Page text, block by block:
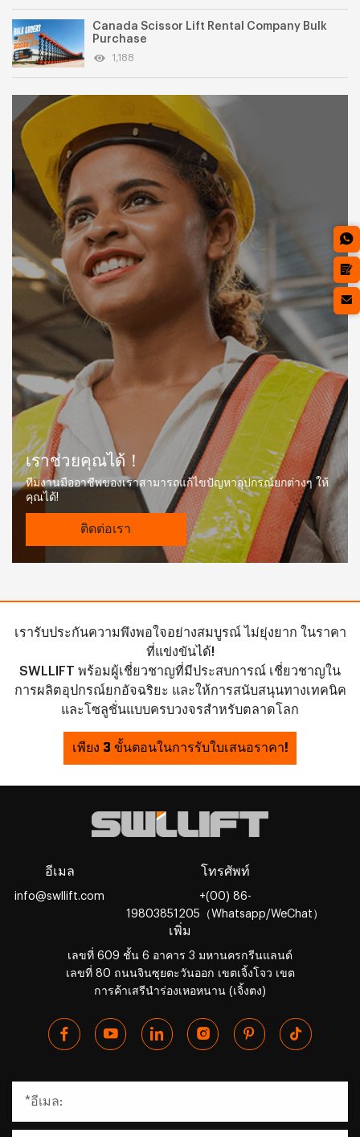
Canada Scissor Lift Rental Company Bulk
Purchase
1,188
เราช่วยคุณได้！
ทีมงานมืออาชีพของเราสามารถแก้ไขปัญหาอุปกรณ์ยกต่างๆ ให้
คุณได้!
ติดต่อเรา
เรารับประกันความพึงพอใจอย่างสมบูรณ์ ไม่ยุ่งยาก ในราคา
ที่แข่งขันได้!
SWLLIFT พร้อมผู้เชี่ยวชาญที่มีประสบการณ์ เชี่ยวชาญใน
การผลิตอุปกรณ์ยกอัจฉริยะ และให้การสนับสนุนทางเทคนิค
และโซลูชั่นแบบครบวงจรสำหรับตลาดโลก
เพียง 3 ขั้นตอนในการรับใบเสนอราคา!
อีเมล
info@swllift.com
โทรศัพท์
+(00) 86-
19803851205（Whatsapp/WeChat）
เพิ่ม
เลขที่ 609 ชั้น 6 อาคาร 3 มหานครกรีนแลนด์
เลขที่ 80 ถนนจินซุยตะวันออก เขตเจิ้งโจว เขต
การค้าเสรีนำร่องเหอหนาน (เจิ้งตง)